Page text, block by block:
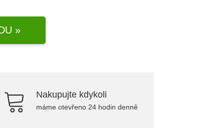
»
Nakupujte kdykoli
máme otevřeno 24 hodin denně